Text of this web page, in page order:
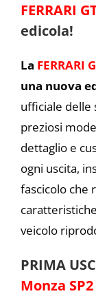
FERRARI
edicola!
La FERRARI
una nuova
ufficiale delle
preziosi
dettaglio e
ogni uscita,
fascicolo che
veicolo
PRIMA
Monza